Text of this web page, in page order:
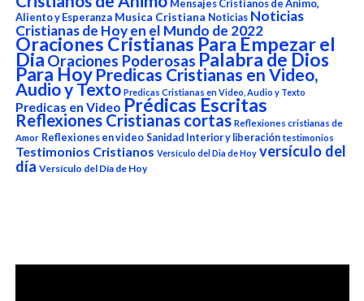
Mensajes Cristianos de Animo,
Aliento y Esperanza Musica Cristiana Noticias Noticias
Cristianas de Hoy en el Mundo de 2022
Oraciones Cristianas Para Empezar el
DiaOraciones Poderosas Palabra de Dios
Para Hoy Predicas Cristianas en Video,
Audio y Texto Predicas Cristianas en Video, Audio y Texto
Predicas en Video Prédicas Escritas
Reflexiones Cristianas cortas Reflexiones cristianas de
Amor Reflexiones en video Sanidad Interior y liberación testimonios
Testimonios Cristianos Versículo del Dia de Hoy versículo del
día Versículo del Día de Hoy
Reproductor